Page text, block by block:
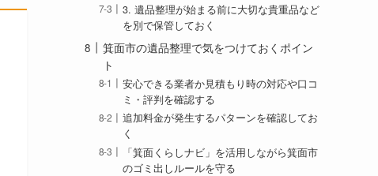
3. 遺品整理が始まる前に大切な貴重品など
を別で保管しておく
箕面市の遺品整理で気をつけておくポイン
ト
安心できる業者か見積もり時の対応や口コ
ミ・評判を確認する
追加料金が発生するパターンを確認してお
く
「箕面くらしナビ」を活用しながら箕面市
のゴミ出しルールを守る